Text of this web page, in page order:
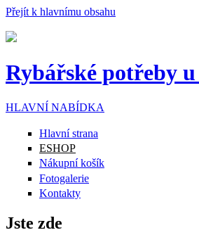
Přejít k hlavnímu obsahu
Rybářské potřeby
HLAVNÍ NABÍDKA
Hlavní strana
ESHOP
Nákupní košík
Fotogalerie
Kontakty
Jste zde